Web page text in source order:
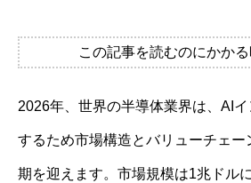
この記事を読むのにかかる
2026年、世界の半導体業界は、AI
するため市場構造とバリューチェー
期を迎えます。市場規模は1兆ドル